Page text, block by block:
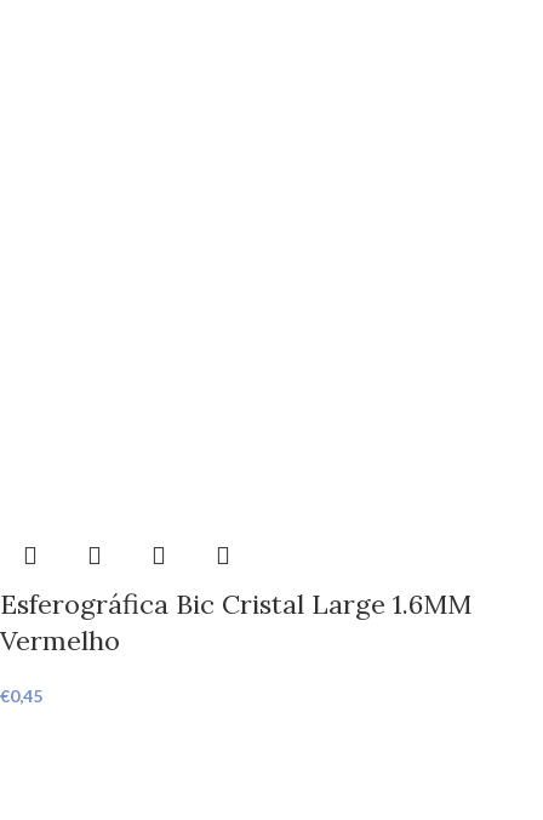
Esferográfica Bic Cristal Large 1.6MM
Vermelho
€0,45